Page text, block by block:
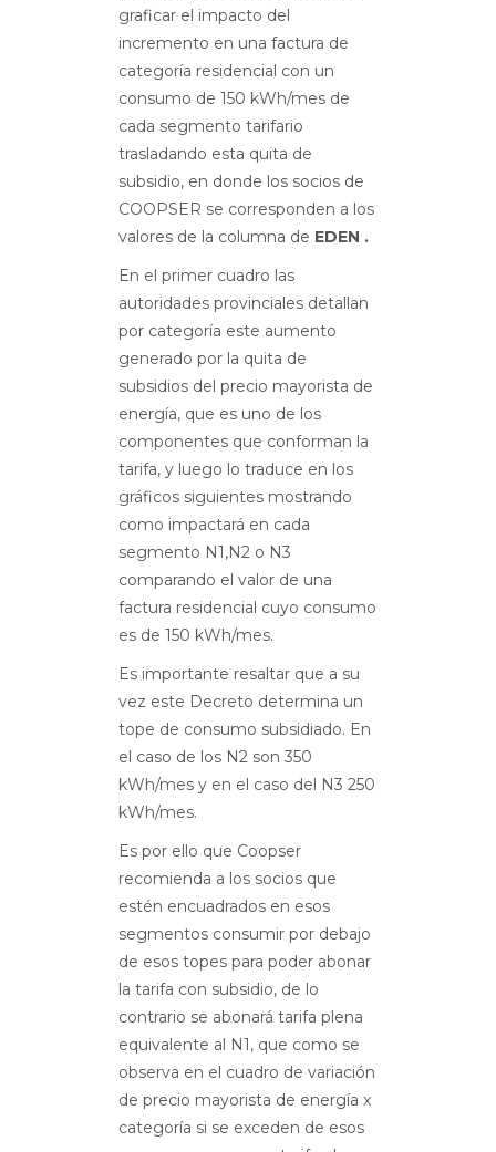
graficar el impacto del
incremento en una factura de
categoría residencial con un
consumo de 150 kWh/mes de
cada segmento tarifario
trasladando esta quita de
subsidio, en donde los socios de
COOPSER se corresponden a los
valores de la columna de EDEN .
En el primer cuadro las
autoridades provinciales detallan
por categoría este aumento
generado por la quita de
subsidios del precio mayorista de
energía, que es uno de los
componentes que conforman la
tarifa, y luego lo traduce en los
gráficos siguientes mostrando
como impactará en cada
segmento N1,N2 o N3
comparando el valor de una
factura residencial cuyo consumo
es de 150 kWh/mes.
Es importante resaltar que a su
vez este Decreto determina un
tope de consumo subsidiado. En
el caso de los N2 son 350
kWh/mes y en el caso del N3 250
kWh/mes.
Es por ello que Coopser
recomienda a los socios que
estén encuadrados en esos
segmentos consumir por debajo
de esos topes para poder abonar
la tarifa con subsidio, de lo
contrario se abonará tarifa plena
equivalente al N1, que como se
observa en el cuadro de variación
de precio mayorista de energía x
categoría si se exceden de esos